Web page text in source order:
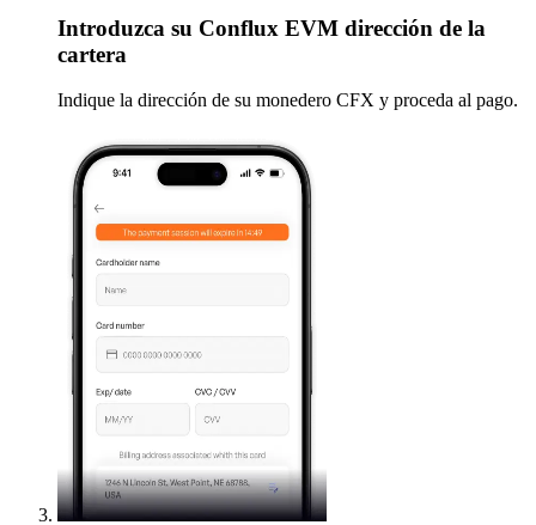
Introduzca su Conflux EVM dirección de la
cartera
Indique la dirección de su monedero CFX y proceda al pago.